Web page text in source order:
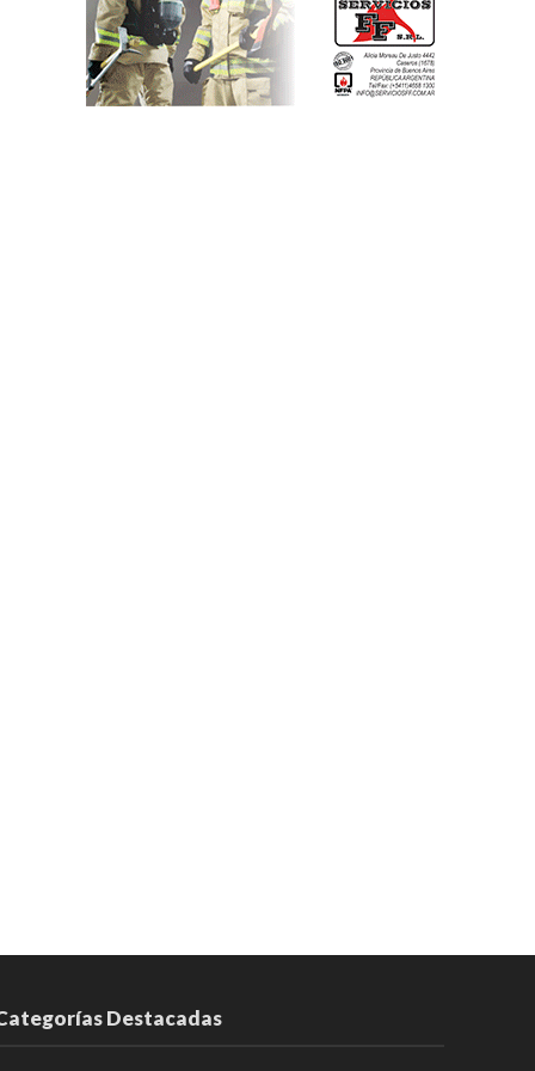
Destacadas